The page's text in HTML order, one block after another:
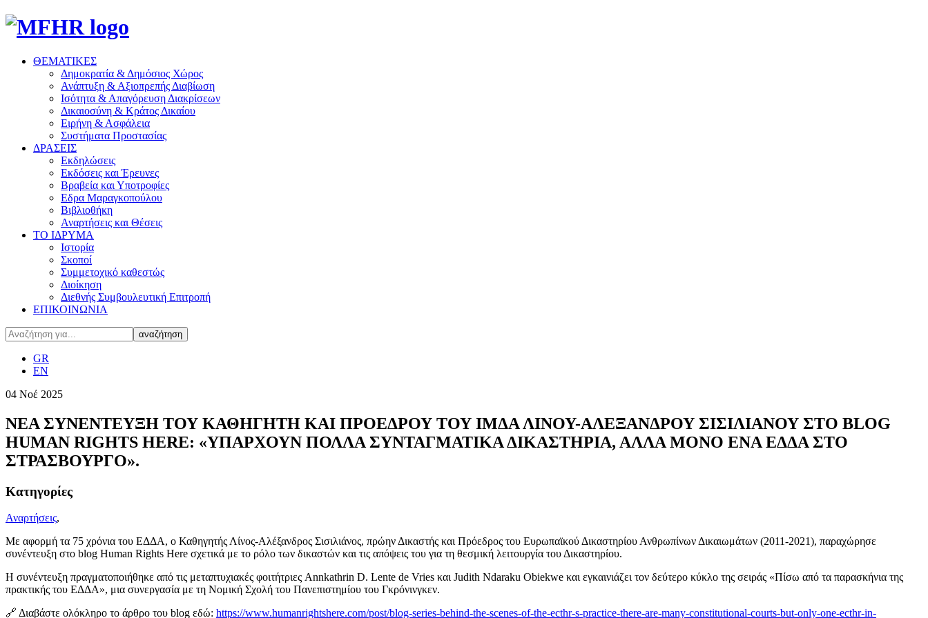
ΘΕΜΑΤΙΚΕΣ
Δημοκρατία & Δημόσιος Χώρος
Ανάπτυξη & Αξιοπρεπής Διαβίωση
Ισότητα & Απαγόρευση Διακρίσεων
Δικαιοσύνη & Κράτος Δικαίου
Ειρήνη & Ασφάλεια
Συστήματα Προστασίας
ΔΡΑΣΕΙΣ
Εκδηλώσεις
Εκδόσεις και Έρευνες
Βραβεία και Υποτροφίες
Εδρα Μαραγκοπούλου
Βιβλιοθήκη
Αναρτήσεις και Θέσεις
ΤΟ ΙΔΡΥΜΑ
Ιστορία
Σκοποί
Συμμετοχικό καθεστώς
Διοίκηση
Διεθνής Συμβουλευτική Επιτροπή
ΕΠΙΚΟΙΝΩΝΙΑ
GR
EN
04 Νοέ 2025
ΝΕΑ ΣΥΝΕΝΤΕΥΞΗ ΤΟΥ ΚΑΘΗΓΗΤΗ ΚΑΙ ΠΡΟΕΔΡΟΥ ΤΟΥ ΙΜΔΑ ΛΙΝΟΥ-ΑΛΕΞΑΝΔΡΟΥ ΣΙΣΙΛΙΑΝΟΥ ΣΤΟ BLOG
HUMAN RIGHTS HERE: «ΥΠΑΡΧΟΥΝ ΠΟΛΛΑ ΣΥΝΤΑΓΜΑΤΙΚΑ ΔΙΚΑΣΤΗΡΙΑ, ΑΛΛΑ ΜΟΝΟ ΕΝΑ ΕΔΔΑ ΣΤΟ
ΣΤΡΑΣΒΟΥΡΓΟ».
Κατηγορίες
Αναρτήσεις,
Με αφορμή τα 75 χρόνια του ΕΔΔΑ, ο Καθηγητής Λίνος-Αλέξανδρος Σισιλιάνος, πρώην Δικαστής και Πρόεδρος του Ευρωπαϊκού Δικαστηρίου Ανθρωπίνων Δικαιωμάτων (2011-2021), παραχώρησε
συνέντευξη στο blog Human Rights Here σχετικά με το ρόλο των δικαστών και τις απόψεις του για τη θεσμική λειτουργία του Δικαστηρίου.
Η συνέντευξη πραγματοποιήθηκε από τις μεταπτυχιακές φοιτήτριες Annkathrin D. Lente de Vries και Judith Ndaraku Obiekwe και εγκαινιάζει τον δεύτερο κύκλο της σειράς «Πίσω από τα παρασκήνια της
πρακτικής του ΕΔΔΑ», μια συνεργασία με τη Νομική Σχολή του Πανεπιστημίου του Γκρόνινγκεν.
🔗 Διαβάστε ολόκληρο το άρθρο του blog εδώ: https://www.humanrightshere.com/post/blog-series-behind-the-scenes-of-the-ecthr-s-practice-there-are-many-constitutional-courts-but-only-one-ecthr-in-